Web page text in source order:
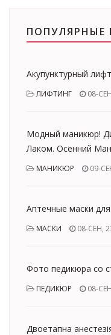
ПОПУЛЯРНЫЕ
Акупунктурный
ЛИФТИНГ 08-
Модный маникюр!
Лаком. Осенний
МАНИКЮР 09-
Аптечные маски
МАСКИ 08-СЕН,
Фото педикюра со
ПЕДИКЮР 08-
Двоетапна